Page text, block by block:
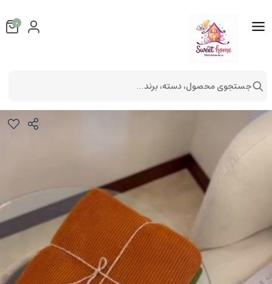
0
جستجوی محصول، دسته، برند...